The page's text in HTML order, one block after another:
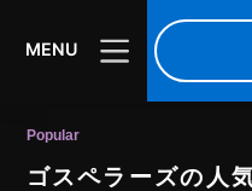
MENU
Popular
ゴスペラーズの人